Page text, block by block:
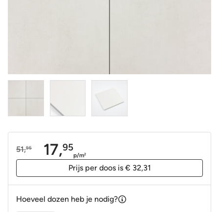
51,95
Oorspronkelijke
17,95
Huidige
p/m2
Prijs per doos is € 32,31
Hoeveel dozen heb je nodig?